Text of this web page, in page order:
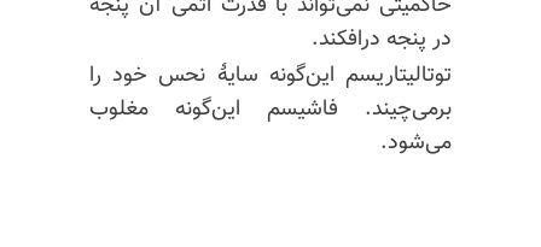
در پنجه درافکند.
توتالیتاریسم این‌گونه سایهٔ نحس خود را
برمی‌چیند. فاشیسم این‌گونه مغلوب
می‌شود.